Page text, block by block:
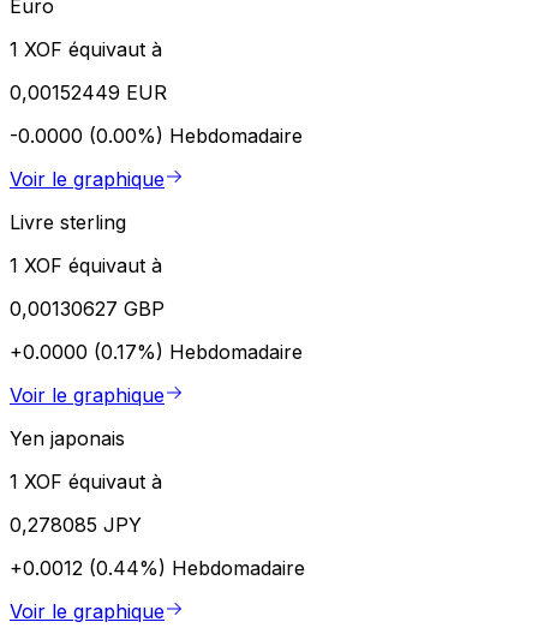
Euro
1 XOF équivaut à
0,00152449 EUR
-0.0000 (0.00%) Hebdomadaire
Voir le graphique
Livre sterling
1 XOF équivaut à
0,00130627 GBP
+0.0000 (0.17%) Hebdomadaire
Voir le graphique
Yen japonais
1 XOF équivaut à
0,278085 JPY
+0.0012 (0.44%) Hebdomadaire
Voir le graphique